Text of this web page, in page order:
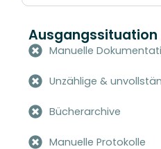
Ausgangssituation
Manuelle
Unzählige &
Bücherarchive
Manuelle Protokolle